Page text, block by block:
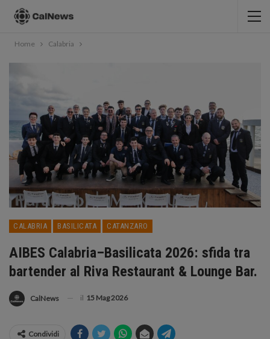
Home Calabria
CALABRIA BASILICATA CATANZARO
AIBES Calabria–Basilicata 2026: sfida tra
bartender al Riva Restaurant & Lounge Bar.
CalNews il 15 Mag 2026
Condividi